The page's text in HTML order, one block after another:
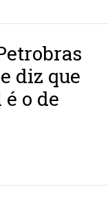
diz que
o de